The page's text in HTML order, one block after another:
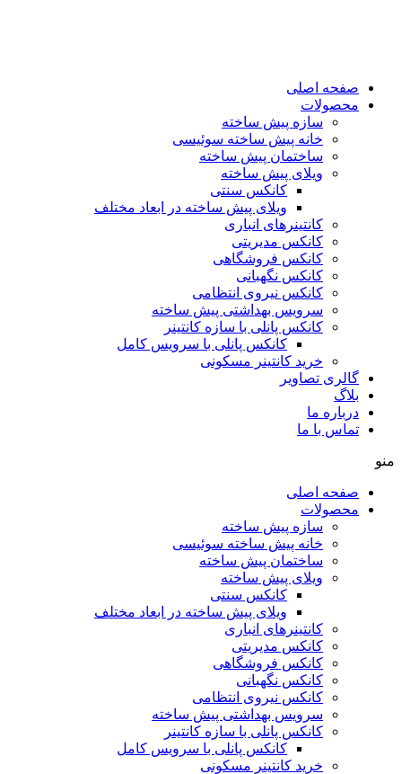
صفحه اصلی
محصولات
سازه پیش ساخته
خانه پیش ساخته سوئیسی
ساختمان پيش ساخته
ویلای پیش ساخته
کانکس سنتی
ویلای پیش ساخته در ابعاد مختلف
كانتينرهای انباری
كانكس مديريتی
کانکس فروشگاهی
كانكس نگهبانی
کانکس نیروی انتظامی
سرويس بهداشتی پيش ساخته
کانکس پانلی با سازه کانتینر
كانكس پانلی با سرویس کامل
خرید کانتینر مسکونی
گالری تصاویر
بلاگ
درباره ما
تماس با ما
منو
صفحه اصلی
محصولات
سازه پیش ساخته
خانه پیش ساخته سوئیسی
ساختمان پيش ساخته
ویلای پیش ساخته
کانکس سنتی
ویلای پیش ساخته در ابعاد مختلف
كانتينرهای انباری
كانكس مديريتی
کانکس فروشگاهی
كانكس نگهبانی
کانکس نیروی انتظامی
سرويس بهداشتی پيش ساخته
کانکس پانلی با سازه کانتینر
كانكس پانلی با سرویس کامل
خرید کانتینر مسکونی